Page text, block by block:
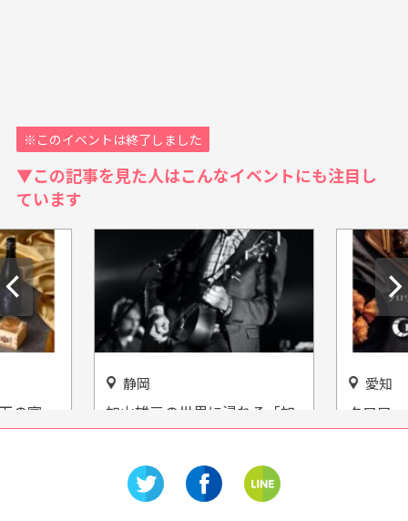
※このイベントは終了しました
▼この記事を見た人はこんなイベントにも注目し
ています
の宴
テル ス
静岡
加山雄三の世界に浸れる「加
山雄三ミュージアム」
愛知
クロワ
ークロ